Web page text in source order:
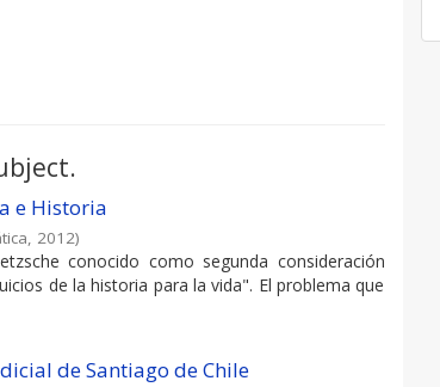
e Historia
, 2012)
conocido como segunda consideración
de la historia para la vida". El problema que
de Santiago de Chile